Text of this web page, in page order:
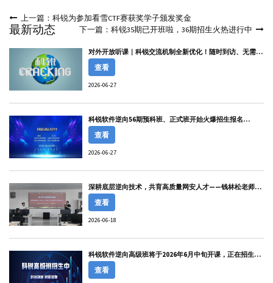
上一篇：科锐为参加看雪CTF赛获奖学子颁发奖金
下一篇：科锐35期已开班啦，36期招生火热进行中
最新动态
对外开放听课｜科锐交流机制全新优化！随时到访、无需老
师陪同
查看
2026-06-27
科锐软件逆向56期预科班、正式班开始火爆招生报名
啦！！！
查看
2026-06-27
深耕底层逆向技术，共育高质量网安人才——钱林松老师受
邀赴中南民族大学开展软件逆向工程专题讲座。
查看
2026-06-18
科锐软件逆向高级班将于2026年6月中旬开课，正在招生
中！
查看